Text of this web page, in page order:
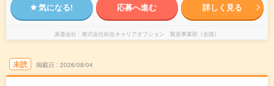
気になる! 応募へ進む 詳しく見る
派遣会社 株式会社綜合キャリアオプション 製造事業部（全国）
未読 掲載日 2026/08/04